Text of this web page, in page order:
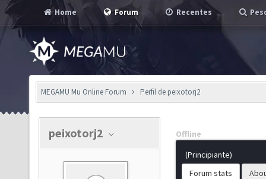
Home Forum Recentes
MEGAMU Mu Online Forum Perfil de peixotorj2
peixotorj2
Offline
(Principiante)
Forum stats